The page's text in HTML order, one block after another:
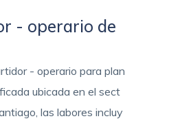
- operario de
- operario para plan
ubicada en el sect
las labores incluy